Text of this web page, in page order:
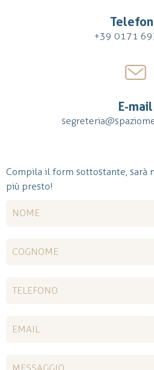
+39 0171
E-mail
Compila il form sottostante, sarà
più presto!